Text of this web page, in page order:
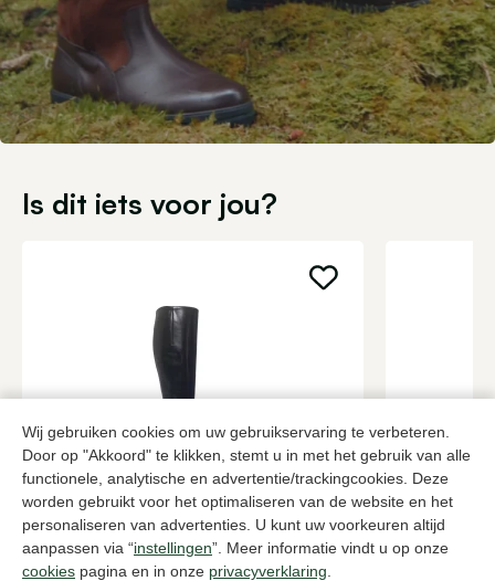
Wij gebruiken cookies om uw gebruikservaring te verbeteren.
Door op "Akkoord" te klikken, stemt u in met het gebruik van alle
functionele, analytische en advertentie/trackingcookies. Deze
worden gebruikt voor het optimaliseren van de website en het
personaliseren van advertenties. U kunt uw voorkeuren altijd
aanpassen via “instellingen”. Meer informatie vindt u op onze
cookies pagina en in onze privacyverklaring
Is dit iets voor jou?
Nalini
Zwarte lange laarzen dames
319,95
UGG
Bruine